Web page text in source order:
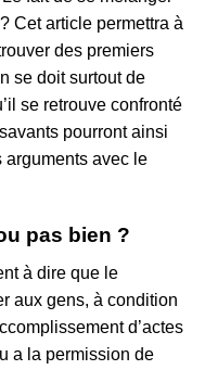
? Cet article permettra à
des premiers
se doit surtout de
se retrouve confronté
pourront ainsi
arguments avec le
pas bien ?
à dire que le
aux gens, à condition
d’actes
a la permission de